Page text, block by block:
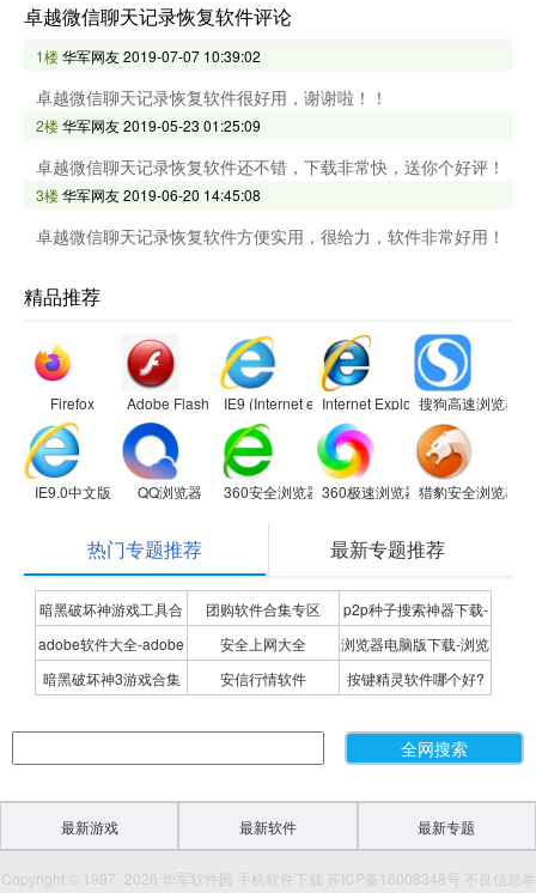
卓越微信聊天记录恢复软件评论
1楼华军网友2019-07-07 10:39:02
卓越微信聊天记录恢复软件很好用，谢谢啦！！
2楼华军网友2019-05-23 01:25:09
卓越微信聊天记录恢复软件还不错，下载非常快，送你个好评！
3楼华军网友2019-06-20 14:45:08
卓越微信聊天记录恢复软件方便实用，很给力，软件非常好用！
精品推荐
Firefox Adobe Flash PlayerIE9 (Internet explorer 9)Internet Explorer 8搜狗高速浏览器
IE9.0中文版 QQ浏览器 360安全浏览器 360极速浏览器 猎豹安全浏览器
热门专题推荐 最新专题推荐
暗黑破坏神游戏工具合
集
团购软件合集专区
p2p种子搜索神器下载-
P2P种子搜索神器专题
adobe软件大全-adobe
全系列软件下载-adobe
安全上网大全
浏览器电脑版下载-浏览
器下载合集
暗黑破坏神3游戏合集 安信行情软件
按键精灵软件哪个好?
最新游戏 最新软件 最新专题
Copyright © 1997- 2026 华军软件园 手机软件下载 苏ICP备16008348号 不良信息举